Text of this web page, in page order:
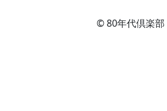
© 80年代倶楽部